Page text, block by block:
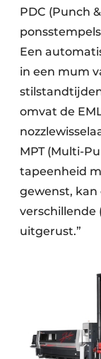
PDC (Punch
Een
in een mum
omvat de
MPT (Multi-
tapeenheid
gewenst,
verschillende
uitgerust.”